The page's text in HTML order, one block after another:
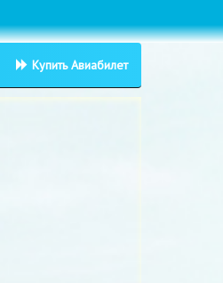
Купить Авиабилет